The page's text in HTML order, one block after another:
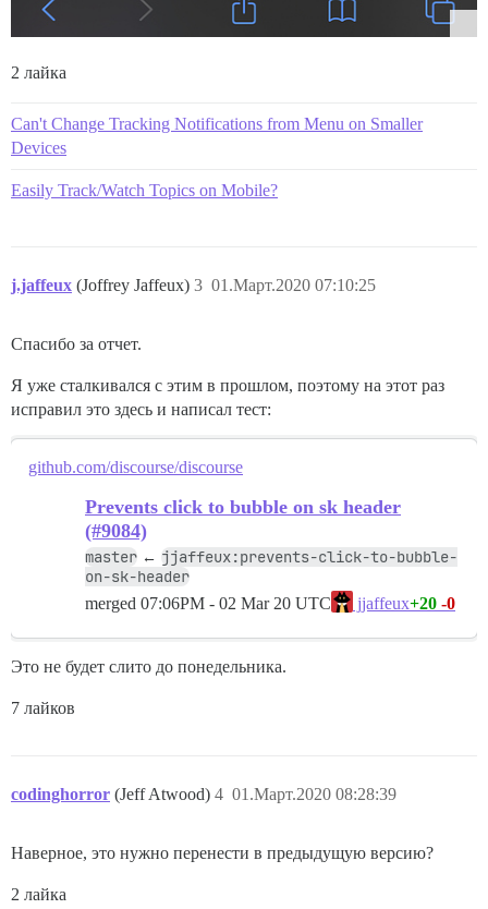
2 лайка
Can't Change Tracking Notifications from Menu on Smaller
Devices
Easily Track/Watch Topics on Mobile?
j.jaffeux (Joffrey Jaffeux) 01.Март.2020 07:10:25
3
Спасибо за отчет.
Я уже сталкивался с этим в прошлом, поэтому на этот раз
исправил это здесь и написал тест:
github.com/discourse/discourse
Prevents click to bubble on sk header
(#9084)
master ← jjaffeux:prevents-click-to-bubble-
on-sk-header
merged 07:06PM - 02 Mar 20 UTC jjaffeux+20 -0
Это не будет слито до понедельника.
7 лайков
codinghorror (Jeff Atwood) 01.Март.2020 08:28:39
4
Наверное, это нужно перенести в предыдущую версию?
2 лайка